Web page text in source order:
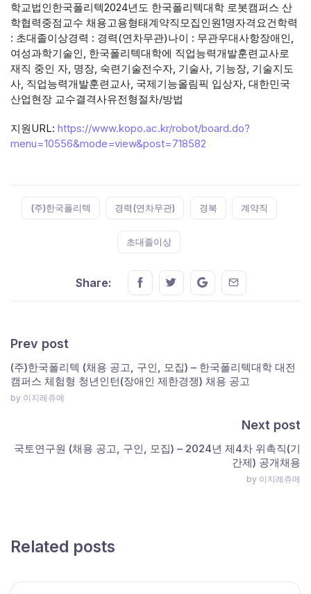
학교법인한국폴리텍2024년도 한국폴리텍대학 로봇캠퍼스 산
학협력중점교수 채용고용형태계약직모집인원1명자격요건학력
: 초대졸이상경력 : 경력(연차무관)나이 : 무관우대사항장애인,
여성과학기술인, 한국폴리텍대학에 직업능력개발훈련교사로
재직 중인 자, 명장, 숙련기술전수자, 기술사, 기능장, 기술지도
사, 직업능력개발훈련교사, 국제기능올림픽 입상자, 대한민국
산업현장 교수결격사유전형절차/방법
지원URL: https://www.kopo.ac.kr/robot/board.do?
menu=10556&mode=view&post=718582
(주)한국폴리텍 경력(연차무관) 경북 계약직
초대졸이상
Share: Share this on FaceBook
Share this on Twitter
Share this on GMail
Share this on
Prev post
(주)한국폴리텍 (채용 공고, 구인, 모집) – 한국폴리텍대학 대전
캠퍼스 체험형 청년인턴(장애인 제한경쟁) 채용 공고
by 이지레쥬메
Next post
국토연구원 (채용 공고, 구인, 모집) – 2024년 제4차 위촉직(기
간제) 공개채용
by 이지레쥬메
Related posts